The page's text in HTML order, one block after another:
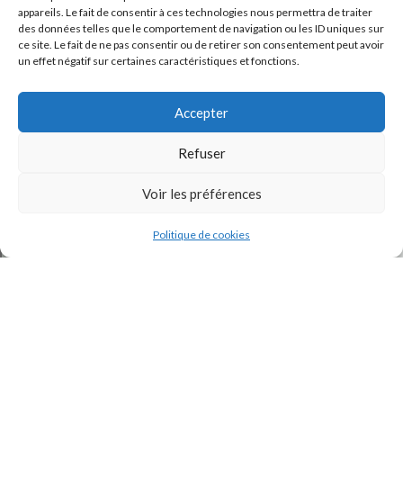
appareils. Le fait de consentir à ces technologies nous permettra de traiter
des données telles que le comportement de navigation ou les ID uniques sur
ce site. Le fait de ne pas consentir ou de retirer son consentement peut avoir
un effet négatif sur certaines caractéristiques et fonctions.
Accepter
Refuser
Voir les préférences
Politique de cookies
Message